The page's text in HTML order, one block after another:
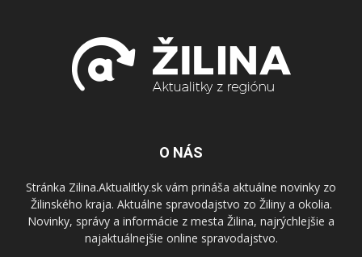
O NÁS
Stránka Zilina.Aktualitky.sk vám prináša aktuálne novinky zo
Žilinského kraja. Aktuálne spravodajstvo zo Žiliny a okolia.
Novinky, správy a informácie z mesta Žilina, najrýchlejšie a
najaktuálnejšie online spravodajstvo.